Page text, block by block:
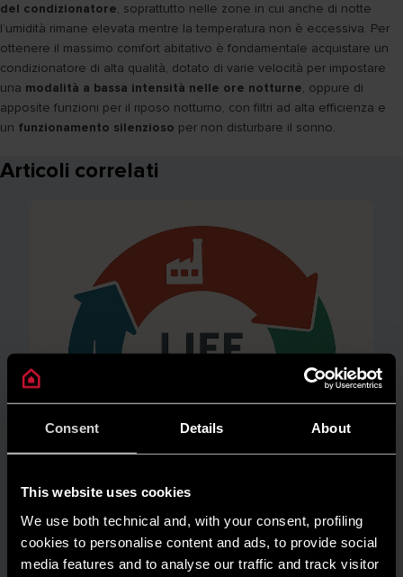
Consent Details About
This website uses cookies
We use both technical and, with your consent, profiling
cookies to personalise content and ads, to provide social
media features and to analyse our traffic and track visitor
del condizionatore, soprattutto nelle zone in cui anche di notte
l’umidità rimane elevata mentre la temperatura non è eccessiva. Per
ottenere il massimo comfort abitativo è fondamentale acquistare un
condizionatore di alta qualità, dotato di varie velocità per impostare
una modalità a bassa intensità nelle ore notturne, oppure di
apposite funzioni per il riposo notturno, con filtri ad alta efficienza e
un funzionamento silenzioso per non disturbare il sonno.
Articoli correlati
AMBIENTE